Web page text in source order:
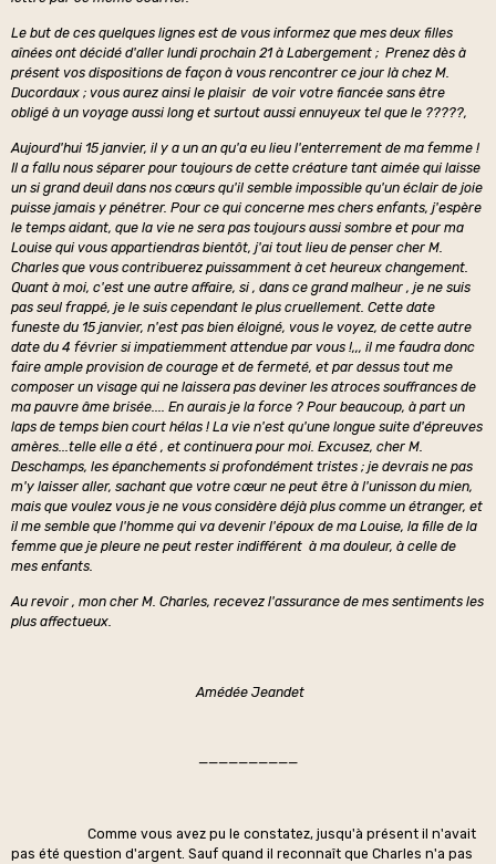
Le but de ces quelques lignes est de vous informez que mes deux filles
aînées ont décidé d'aller lundi prochain 21 à Labergement ; Prenez dès à
présent vos dispositions de façon à vous rencontrer ce jour là chez M.
Ducordaux ; vous aurez ainsi le plaisir de voir votre fiancée sans être
obligé à un voyage aussi long et surtout aussi ennuyeux tel que le ?????,
Aujourd'hui 15 janvier, il y a un an qu'a eu lieu l'enterrement de ma femme !
Il a fallu nous séparer pour toujours de cette créature tant aimée qui laisse
un si grand deuil dans nos cœurs qu'il semble impossible qu'un éclair de joie
puisse jamais y pénétrer. Pour ce qui concerne mes chers enfants, j'espère
le temps aidant, que la vie ne sera pas toujours aussi sombre et pour ma
Louise qui vous appartiendras bientôt, j'ai tout lieu de penser cher M.
Charles que vous contribuerez puissamment à cet heureux changement.
Quant à moi, c'est une autre affaire, si , dans ce grand malheur , je ne suis
pas seul frappé, je le suis cependant le plus cruellement. Cette date
funeste du 15 janvier, n'est pas bien éloigné, vous le voyez, de cette autre
date du 4 février si impatiemment attendue par vous !,,, il me faudra donc
faire ample provision de courage et de fermeté, et par dessus tout me
composer un visage qui ne laissera pas deviner les atroces souffrances de
ma pauvre âme brisée.... En aurais je la force ? Pour beaucoup, à part un
laps de temps bien court hélas ! La vie n'est qu'une longue suite d'épreuves
amères...telle elle a été , et continuera pour moi. Excusez, cher M.
Deschamps, les épanchements si profondément tristes ; je devrais ne pas
m'y laisser aller, sachant que votre cœur ne peut être à l'unisson du mien,
mais que voulez vous je ne vous considère déjà plus comme un étranger, et
il me semble que l'homme qui va devenir l'époux de ma Louise, la fille de la
femme que je pleure ne peut rester indifférent à ma douleur, à celle de
mes enfants.
Au revoir , mon cher M. Charles, recevez l'assurance de mes sentiments les
plus affectueux.
Amédée Jeandet
——————————
Comme vous avez pu le constatez, jusqu'à présent il n'avait
pas été question d'argent. Sauf quand il reconnaît que Charles n'a pas